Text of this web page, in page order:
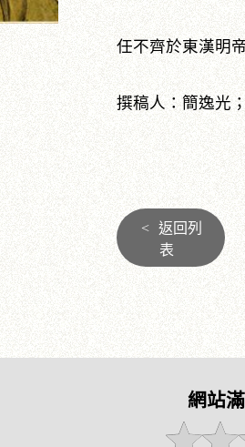
任不齊於東漢明
撰稿人：簡逸光
<
返回列
表
網站